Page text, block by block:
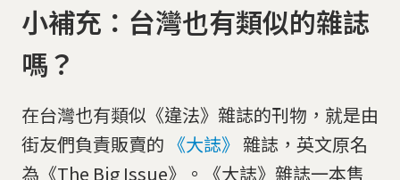
小補充：台灣也有類似的雜誌
嗎？
在台灣也有類似《違法》雜誌的刊物，就是由
街友們負責販賣的 《大誌》 雜誌，英文原名
為《The Big Issue》。《大誌》雜誌一本售